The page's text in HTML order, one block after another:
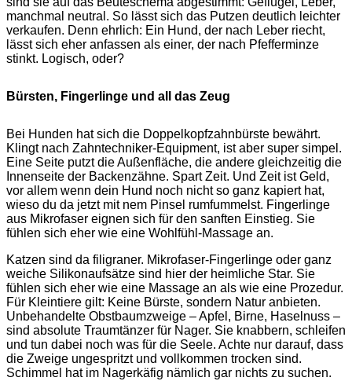
manchmal neutral. So lässt sich das Putzen deutlich leichter
verkaufen. Denn ehrlich: Ein Hund, der nach Leber riecht,
lässt sich eher anfassen als einer, der nach Pfefferminze
stinkt. Logisch, oder?
Bürsten, Fingerlinge und all das Zeug
Bei Hunden hat sich die Doppelkopfzahnbürste bewährt.
Klingt nach Zahntechniker-Equipment, ist aber super simpel.
Eine Seite putzt die Außenfläche, die andere gleichzeitig die
Innenseite der Backenzähne. Spart Zeit. Und Zeit ist Geld,
vor allem wenn dein Hund noch nicht so ganz kapiert hat,
wieso du da jetzt mit nem Pinsel rumfummelst. Fingerlinge
aus Mikrofaser eignen sich für den sanften Einstieg. Sie
fühlen sich eher wie eine Wohlfühl-Massage an.
Katzen sind da filigraner. Mikrofaser-Fingerlinge oder ganz
weiche Silikonaufsätze sind hier der heimliche Star. Sie
fühlen sich eher wie eine Massage an als wie eine Prozedur.
Für Kleintiere gilt: Keine Bürste, sondern Natur anbieten.
Unbehandelte Obstbaumzweige – Apfel, Birne, Haselnuss –
sind absolute Traumtänzer für Nager. Sie knabbern, schleifen
und tun dabei noch was für die Seele. Achte nur darauf, dass
die Zweige ungespritzt und vollkommen trocken sind.
Schimmel hat im Nagerkäfig nämlich gar nichts zu suchen.